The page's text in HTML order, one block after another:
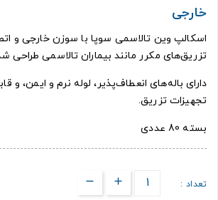
خارجی
اسکالپ وین تالاسمی سوپا با سوزن خارجی و
تزریق‌های مکرر مانند بیماران تالاسمی طراحی
دارای باله‌های انعطاف‌پذیر، لوله نرم و ایمن، و
تجهیزات تزریق.
بسته 80 عددی
تعداد :